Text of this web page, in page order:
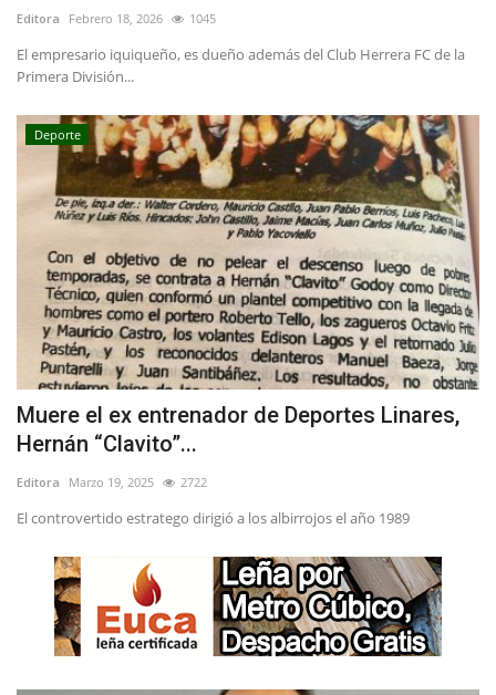
Editora Febrero 18, 2026 1045
El empresario iquiqueño, es dueño además del Club Herrera FC de la
Primera División...
Deporte
Muere el ex entrenador de Deportes Linares,
Hernán “Clavito”...
Editora Marzo 19, 2025 2722
El controvertido estratego dirigió a los albirrojos el año 1989